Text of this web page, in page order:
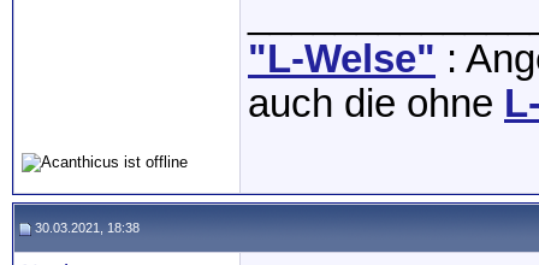
"L-Welse" :
auch die ohne
30.03.2021, 18:38